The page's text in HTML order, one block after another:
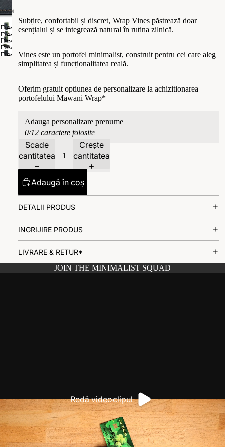
Deschide
imaginea
în
modul
Deschide
imaginea
în
modul
complet
Deschide
imaginea
ecran
complet
Deschide
imaginea
ecran
complet
Deschide
imaginea
modul
ecran
Subțire, confortabil și discret, Wrap Vines păstrează doar
esențialul și se integrează natural în rutina zilnică.
Vines este un portofel minimalist, construit pentru cei care aleg
simplitatea și funcționalitatea reală.
Oferim gratuit optiunea de personalizare la achizitionarea
portofelului Mawani Wrap*
0/12 caractere folosite
Scade
cantitatea
Crește
cantitatea
Adaugă în coș
DETALII PRODUS
INGRIJIRE PRODUS
LIVRARE & RETUR*
JOIN THE MINIMALIST SQUAD
Redă videoclipul